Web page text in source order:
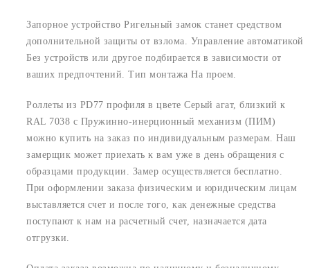
Запорное устройство Ригельный замок станет средством
дополнительной защиты от взлома. Управление автоматикой
Без устройств или другое подбирается в зависимости от
ваших предпочтений. Тип монтажа На проем.
Роллеты из PD77 профиля в цвете Серый агат, близкий к
RAL 7038 с Пружинно-инерционный механизм (ПИМ)
можно купить на заказ по индивидуальным размерам. Наш
замерщик может приехать к вам уже в день обращения с
образцами продукции. Замер осуществляется бесплатно.
При оформлении заказа физическим и юридическим лицам
выставляется счет и после того, как денежные средства
поступают к нам на расчетный счет, назначается дата
отгрузки.